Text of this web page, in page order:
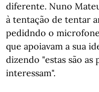
diferente. Nuno
à tentação de tentar
pedidndo o
que apoiavam a sua
dizendo "estas são as
interessam".